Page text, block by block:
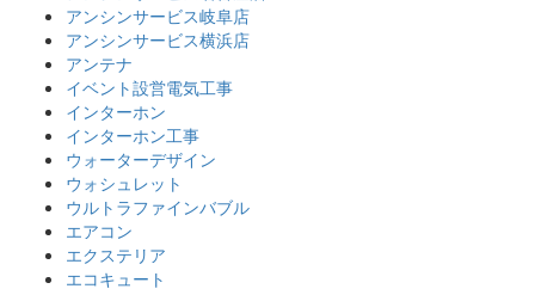
アンシンサービス岐阜店
アンシンサービス横浜店
アンテナ
イベント設営電気工事
インターホン
インターホン工事
ウォーターデザイン
ウォシュレット
ウルトラファインバブル
エアコン
エクステリア
エコキュート